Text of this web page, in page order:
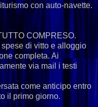
con auto-navette.
COMPRESO.
di vitto e alloggio
completa. Ai
via mail i testi
come anticipo entro
il primo giorno.